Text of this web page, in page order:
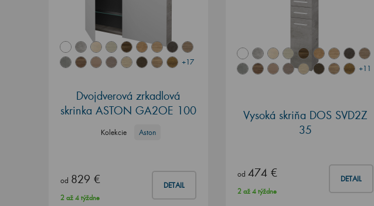
+17
Dvojdverová zrkadlová
skrinka ASTON GA2OE 100
Kolekcie Aston
od 829 € DETAIL
2 až 4 týždne
+11
Vysoká skriňa DOS SVD2Z
35
od 474 € DETAIL
2 až 4 týždne